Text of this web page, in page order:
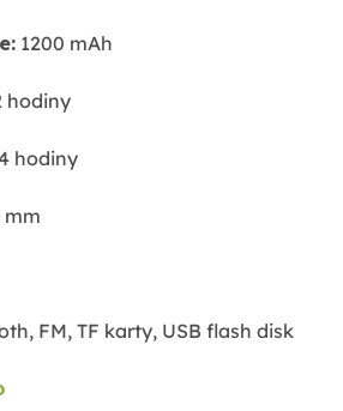
1200 mAh
hodiny
hodiny
mm
FM, TF karty, USB flash disk